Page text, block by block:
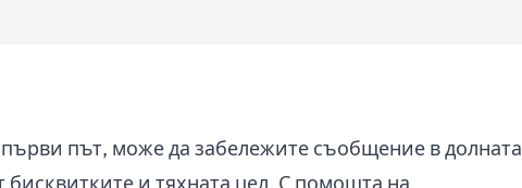
път, може да забележите съобщение в долната